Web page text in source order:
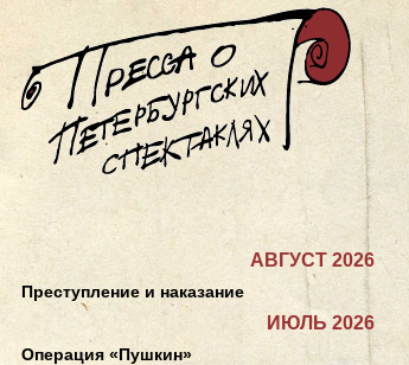
АВГУСТ 2026
Преступление и наказание
ИЮЛЬ 2026
Операция «Пушкин»